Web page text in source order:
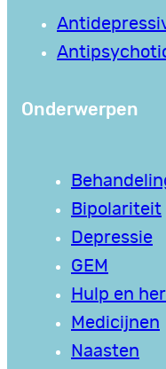
Onderwerpen
Bipolariteit
Depressie
GEM
Hulp en
Medicijnen
Naasten